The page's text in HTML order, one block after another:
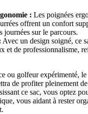
: Les poignées
offrent un confort
journées sur le parcours.
Avec un design soigné, ce
et de professionnalisme,
ou golfeur expérimenté,
de profiter pleinement
ce sac, vous optez
vous aidant à rester